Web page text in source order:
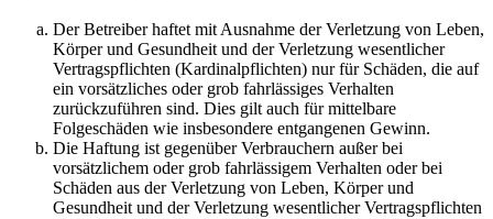
Der Betreiber haftet mit Ausnahme der Verletzung von Leben,
Körper und Gesundheit und der Verletzung wesentlicher
Vertragspflichten (Kardinalpflichten) nur für Schäden, die auf
ein vorsätzliches oder grob fahrlässiges Verhalten
zurückzuführen sind. Dies gilt auch für mittelbare
Folgeschäden wie insbesondere entgangenen Gewinn.
Die Haftung ist gegenüber Verbrauchern außer bei
vorsätzlichem oder grob fahrlässigem Verhalten oder bei
Schäden aus der Verletzung von Leben, Körper und
Gesundheit und der Verletzung wesentlicher Vertragspflichten